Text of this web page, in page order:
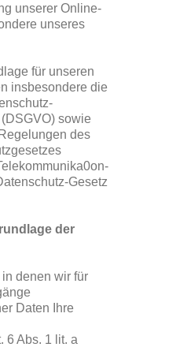
unserer Online-
unseres
für unseren
insbesondere die
sowie
des
Gesetz
der
denen wir für
Daten Ihre
6 Abs. 1 lit. a